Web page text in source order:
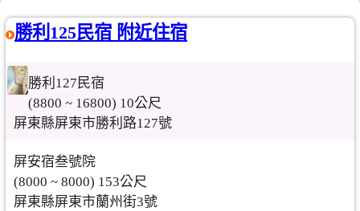
勝利125民宿 附近住宿
勝利127民宿
(8800 ~ 16800) 10公尺
屏東縣屏東市勝利路127號
屏安宿叁號院
(8000 ~ 8000) 153公尺
屏東縣屏東市蘭州街3號